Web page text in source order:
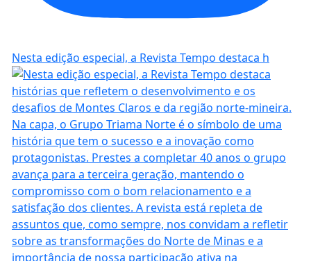
Nesta edição especial, a Revista Tempo destaca h